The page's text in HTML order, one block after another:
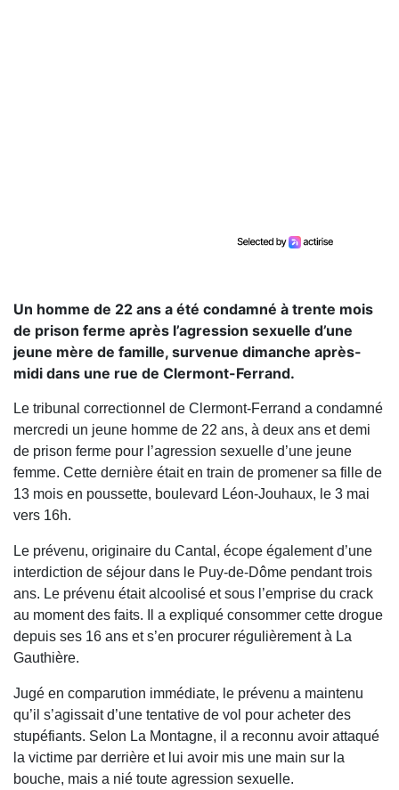
Un homme de 22 ans a été condamné à trente mois
de prison ferme après l’agression sexuelle d’une
jeune mère de famille, survenue dimanche après-
midi dans une rue de Clermont-Ferrand.
Le tribunal correctionnel de Clermont-Ferrand a condamné
mercredi un jeune homme de 22 ans, à deux ans et demi
de prison ferme pour l’agression sexuelle d’une jeune
femme. Cette dernière était en train de promener sa fille de
13 mois en poussette, boulevard Léon-Jouhaux, le 3 mai
vers 16h.
Le prévenu, originaire du Cantal, écope également d’une
interdiction de séjour dans le Puy-de-Dôme pendant trois
ans. Le prévenu était alcoolisé et sous l’emprise du crack
au moment des faits. Il a expliqué consommer cette drogue
depuis ses 16 ans et s’en procurer régulièrement à La
Gauthière.
Jugé en comparution immédiate, le prévenu a maintenu
qu’il s’agissait d’une tentative de vol pour acheter des
stupéfiants. Selon La Montagne, il a reconnu avoir attaqué
la victime par derrière et lui avoir mis une main sur la
bouche, mais a nié toute agression sexuelle.